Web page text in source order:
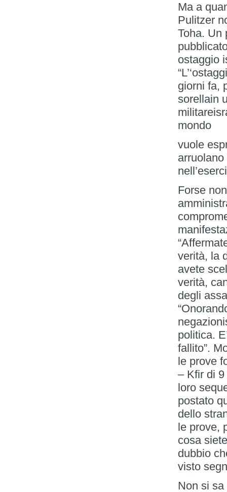
Ma a
Pulitzer
Toha. Un
ostaggio
giorni fa,
sorellain
mondo
vuole
arruolano
Forse
verità, la
avete
verità,
degli
politica.
fallito”.
le prove
– Kfir di
loro
postato
dello
le prove,
cosa
dubbio
visto
Non si